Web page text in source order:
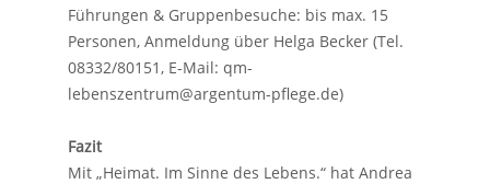
Führungen & Gruppenbesuche: bis max. 15
Personen, Anmeldung über Helga Becker (Tel.
08332/80151, E-Mail: qm-
lebenszentrum@argentum-pflege.de)
Fazit
Mit „Heimat. Im Sinne des Lebens.“ hat Andrea